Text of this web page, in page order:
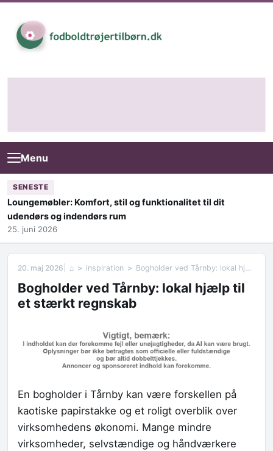
Menu
SENESTE
Loungemøbler: Komfort, stil og funktionalitet til dit
udendørs og indendørs rum
25. juni 2026
20. maj 2026 ⌂ inspiration Bogholder ved Tårnby: lokal hjælp til et stærkt regnskab
Bogholder ved Tårnby: lokal hjælp til
et stærkt regnskab
En bogholder i Tårnby kan være forskellen på
kaotiske papirstakke og et roligt overblik over
virksomhedens økonomi. Mange mindre
virksomheder, selvstændige og håndværkere